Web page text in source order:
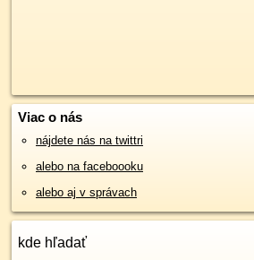
Viac o nás
nájdete nás na twittri
alebo na faceboooku
alebo aj v správach
kde hľadať